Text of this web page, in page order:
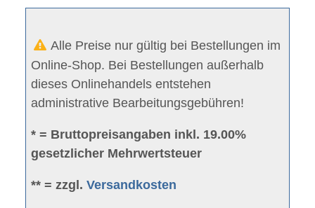
Alle Preise nur gültig bei Bestellungen im
Online-Shop. Bei Bestellungen außerhalb
dieses Onlinehandels entstehen
administrative Bearbeitungsgebühren!
* = Bruttopreisangaben inkl. 19.00%
gesetzlicher Mehrwertsteuer
** = zzgl.Versandkosten